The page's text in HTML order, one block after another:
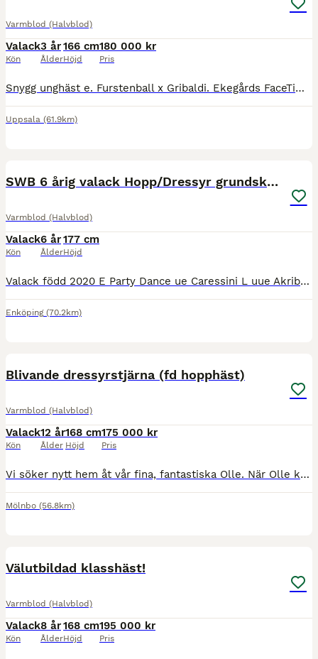
Varmblod (Halvblod)
Valack
Kön
3 år
Ålder
166 cm
Höjd
180 000 kr
Pris
Snygg unghäst e. Furstenball x Gribaldi. Ekegårds FaceTime är en trevlig häst med en positiv, energisk och ambitiös inställning till arbete. Inriden och visad på 3-årstest av professionell inridare me
Uppsala (61.9km)
SWB 6 årig valack Hopp/Dressyr grundskolad
Varmblod (Halvblod)
Valack
Kön
6 år
Ålder
177 cm
Höjd
Valack född 2020 E Party Dance ue Caressini L uue Akribori (Acord II) Roxy är högrest, självbärig med egen motor och fin gång. Han är välutbildad, kan de grundläggande skolorna. Hoppar med ett väl a
Enköping (70.2km)
Blivande dressyrstjärna (fd hopphäst)
Varmblod (Halvblod)
Valack
Kön
12 år
Ålder
168 cm
Höjd
175 000 kr
Pris
Vi söker nytt hem åt vår fina, fantastiska Olle. När Olle kom till oss för 1,5 år sedan var planen att han skulle bli vår framtida tävlingshäst, med enorm kapacitet i hoppningen. Livet ville annorlu
Mölnbo (56.8km)
Välutbildad klasshäst!
Varmblod (Halvblod)
Valack
Kön
8 år
Ålder
168 cm
Höjd
195 000 kr
Pris